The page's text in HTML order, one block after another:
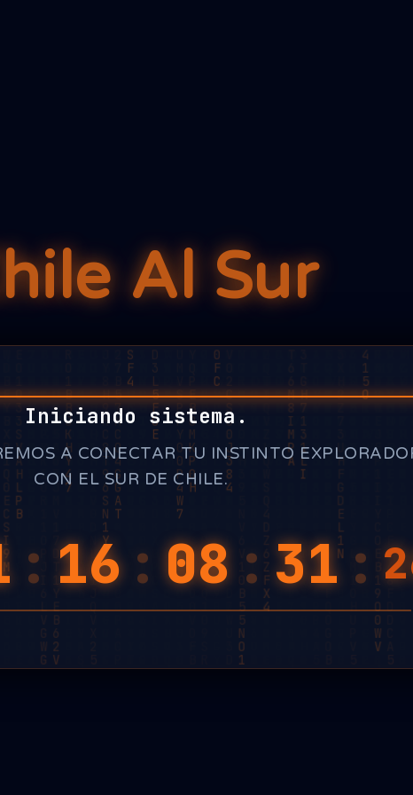
Al Sur
Iniciando sistema.
A CONECTAR TU INSTINTO
CON EL SUR DE CHILE._
: 16 : 08 :30 :